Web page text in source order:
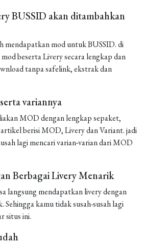
BUSSID akan ditambahkan
mendapatkan mod untuk BUSSID. di
beserta Livery secara lengkap dan
tanpa safelink, ekstrak dan
variannya
MOD dengan lengkap sepaket,
berisi MOD, Livery dan Variant. jadi
lagi mencari varian-varian dari MOD
Berbagai Livery Menarik
langsung mendapatkan livery dengan
Sehingga kamu tidak susah-susah lagi
situs ini.